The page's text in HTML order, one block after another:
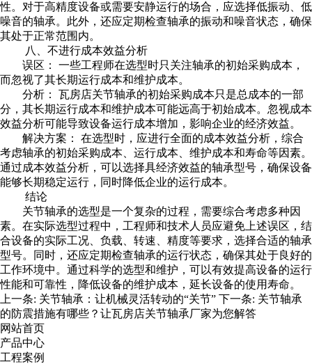
性。对于高精度设备或需要安静运行的场合，应选择低振动、低
噪音的轴承。此外，还应定期检查轴承的振动和噪音状态，确保
其处于正常范围内。
八、不进行成本效益分析
误区： 一些工程师在选型时只关注轴承的初始采购成本，
而忽视了其长期运行成本和维护成本。
分析： 瓦房店关节轴承的初始采购成本只是总成本的一部
分，其长期运行成本和维护成本可能远高于初始成本。忽视成本
效益分析可能导致设备运行成本增加，影响企业的经济效益。
解决方案： 在选型时，应进行全面的成本效益分析，综合
考虑轴承的初始采购成本、运行成本、维护成本和寿命等因素。
通过成本效益分析，可以选择具经济效益的轴承型号，确保设备
能够长期稳定运行，同时降低企业的运行成本。
结论
关节轴承的选型是一个复杂的过程，需要综合考虑多种因
素。在实际选型过程中，工程师和技术人员应避免上述误区，结
合设备的实际工况、负载、转速、精度等要求，选择合适的轴承
型号。同时，还应定期检查轴承的运行状态，确保其处于良好的
工作环境中。通过科学的选型和维护，可以有效提高设备的运行
性能和可靠性，降低设备的维护成本，延长设备的使用寿命。
上一条: 关节轴承：让机械灵活转动的“关节” 下一条: 关节轴承
的防震措施有哪些？让瓦房店关节轴承厂家为您解答
网站首页
产品中心
工程案例